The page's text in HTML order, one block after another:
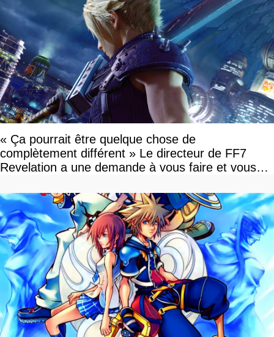
« Ça pourrait être quelque chose de
complètement différent » Le directeur de FF7
Revelation a une demande à vous faire et vous